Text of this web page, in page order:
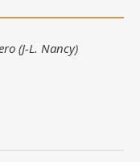
(J-L. Nancy)